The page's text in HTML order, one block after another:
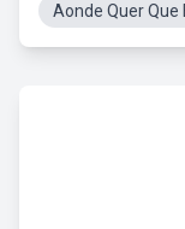
Aonde Quer Que